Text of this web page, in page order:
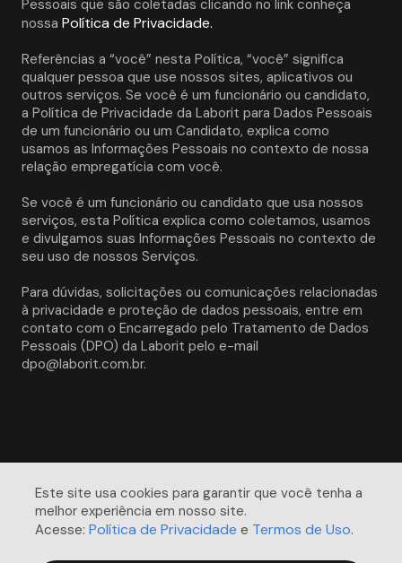
Pessoais que são coletadas clicando no link conheça
nossa Política de Privacidade.
Referências a “você” nesta Política, “você” significa
qualquer pessoa que use nossos sites, aplicativos ou
outros serviços. Se você é um funcionário ou candidato,
a Política de Privacidade da Laborit para Dados Pessoais
de um funcionário ou um Candidato, explica como
usamos as Informações Pessoais no contexto de nossa
relação empregatícia com você.
Se você é um funcionário ou candidato que usa nossos
serviços, esta Política explica como coletamos, usamos
e divulgamos suas Informações Pessoais no contexto de
seu uso de nossos Serviços.
Para dúvidas, solicitações ou comunicações relacionadas
à privacidade e proteção de dados pessoais, entre em
contato com o Encarregado pelo Tratamento de Dados
Pessoais (DPO) da Laborit pelo e-mail
dpo@laborit.com.br.
Este site usa cookies para garantir que você tenha a
melhor experiência em nosso site.
Acesse: Política de Privacidade e Termos de Uso.